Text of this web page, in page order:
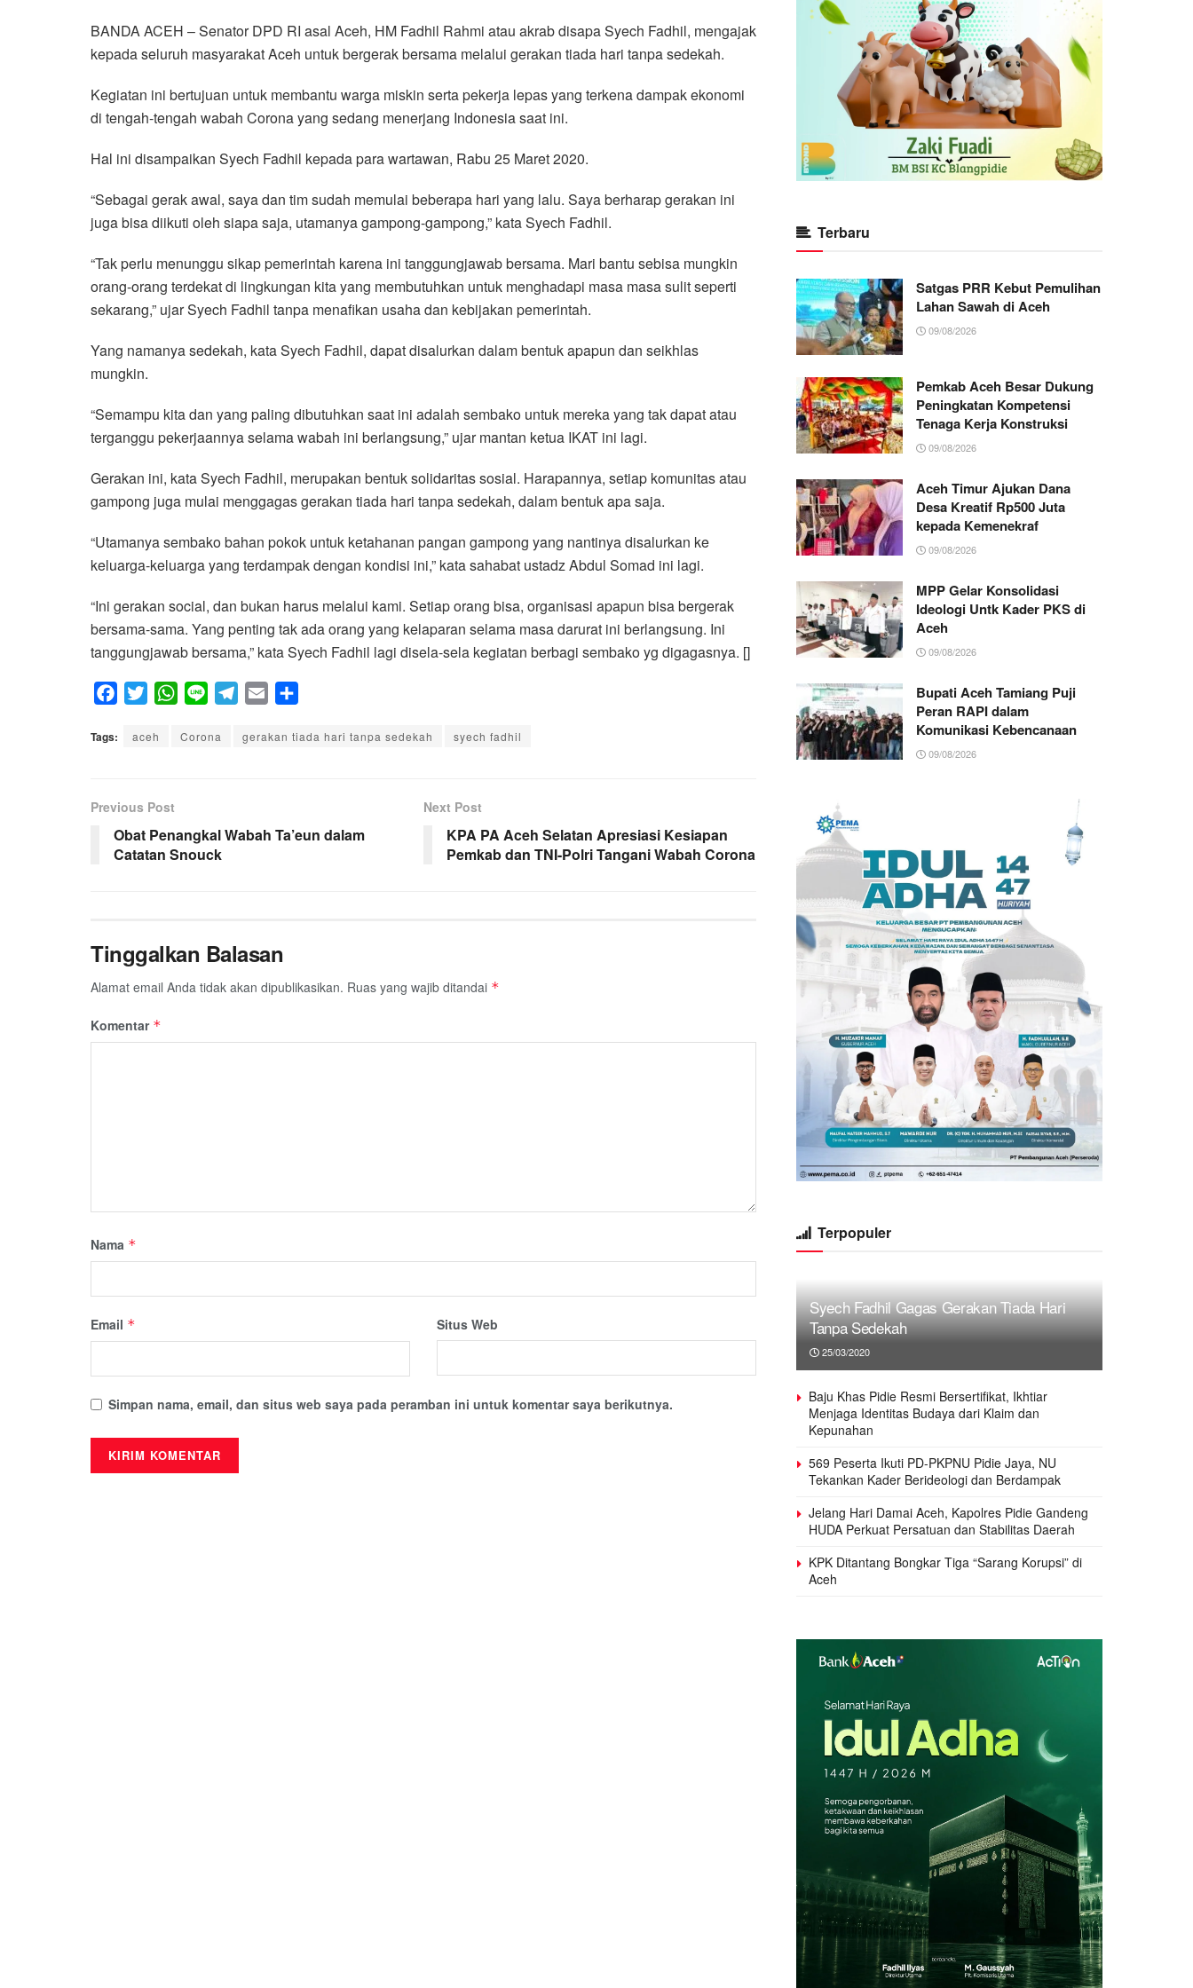
c
e
o
o
i
t
e
r
a
t
A
p
n
e
l
e
r
a
a
i
a
r
BANDA ACEH – Senator DPD RI asal Aceh, HM Fadhil Rahmi atau akrab disapa Syech Fadhil, mengajak
kepada seluruh masyarakat Aceh untuk bergerak bersama melalui gerakan tiada hari tanpa sedekah.
Kegiatan ini bertujuan untuk membantu warga miskin serta pekerja lepas yang terkena dampak ekonomi
di tengah-tengah wabah Corona yang sedang menerjang Indonesia saat ini.
Hal ini disampaikan Syech Fadhil kepada para wartawan, Rabu 25 Maret 2020.
“Sebagai gerak awal, saya dan tim sudah memulai beberapa hari yang lalu. Saya berharap gerakan ini
juga bisa diikuti oleh siapa saja, utamanya gampong-gampong,” kata Syech Fadhil.
“Tak perlu menunggu sikap pemerintah karena ini tanggungjawab bersama. Mari bantu sebisa mungkin
orang-orang terdekat di lingkungan kita yang membutuhkan untuk menghadapi masa masa sulit seperti
sekarang,” ujar Syech Fadhil tanpa menafikan usaha dan kebijakan pemerintah.
Yang namanya sedekah, kata Syech Fadhil, dapat disalurkan dalam bentuk apapun dan seikhlas
mungkin.
“Semampu kita dan yang paling dibutuhkan saat ini adalah sembako untuk mereka yang tak dapat atau
terganggu pekerjaannya selama wabah ini berlangsung,” ujar mantan ketua IKAT ini lagi.
Gerakan ini, kata Syech Fadhil, merupakan bentuk solidaritas sosial. Harapannya, setiap komunitas atau
gampong juga mulai menggagas gerakan tiada hari tanpa sedekah, dalam bentuk apa saja.
“Utamanya sembako bahan pokok untuk ketahanan pangan gampong yang nantinya disalurkan ke
keluarga-keluarga yang terdampak dengan kondisi ini,” kata sahabat ustadz Abdul Somad ini lagi.
“Ini gerakan social, dan bukan harus melalui kami. Setiap orang bisa, organisasi apapun bisa bergerak
bersama-sama. Yang penting tak ada orang yang kelaparan selama masa darurat ini berlangsung. Ini
tanggungjawab bersama,” kata Syech Fadhil lagi disela-sela kegiatan berbagi sembako yg digagasnya. []
o
o
k
i
e
r
W
a
p
p
n
a
a
a
Tags: aceh Corona gerakan tiada hari tanpa sedekah syech fadhil
Previous Post
Obat Penangkal Wabah Ta’eun dalam
Catatan Snouck
Next Post
KPA PA Aceh Selatan Apresiasi Kesiapan
Pemkab dan TNI-Polri Tangani Wabah Corona
Tinggalkan Balasan
Alamat email Anda tidak akan dipublikasikan. Ruas yang wajib ditandai *
Komentar *
Nama *
Email * Situs Web
Simpan nama, email, dan situs web saya pada peramban ini untuk komentar saya berikutnya.
Terbaru
Satgas PRR Kebut Pemulihan
Lahan Sawah di Aceh
09/08/2026
Pemkab Aceh Besar Dukung
Peningkatan Kompetensi
Tenaga Kerja Konstruksi
09/08/2026
Aceh Timur Ajukan Dana
Desa Kreatif Rp500 Juta
kepada Kemenekraf
09/08/2026
MPP Gelar Konsolidasi
Ideologi Untk Kader PKS di
Aceh
09/08/2026
Bupati Aceh Tamiang Puji
Peran RAPI dalam
Komunikasi Kebencanaan
09/08/2026
Terpopuler
Syech Fadhil Gagas Gerakan Tiada Hari
Tanpa Sedekah
25/03/2020
Baju Khas Pidie Resmi Bersertifikat, Ikhtiar
Menjaga Identitas Budaya dari Klaim dan
Kepunahan
569 Peserta Ikuti PD-PKPNU Pidie Jaya, NU
Tekankan Kader Berideologi dan Berdampak
Jelang Hari Damai Aceh, Kapolres Pidie Gandeng
HUDA Perkuat Persatuan dan Stabilitas Daerah
KPK Ditantang Bongkar Tiga “Sarang Korupsi” di
Aceh